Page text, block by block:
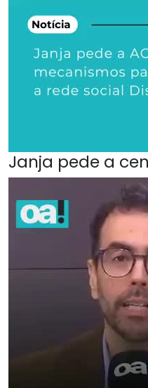
Janja pede a